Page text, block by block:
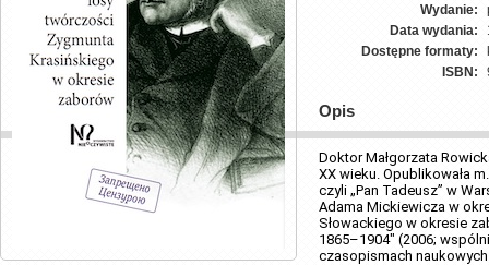
Wydanie:
Data wydania:
Dostępne formaty:
ISBN:
Opis
Doktor Małgorzata
XX wieku. Opublikowała
czyli „Pan Tadeusz” w
Adama Mickiewicza w
Słowackiego w okresie
1865–1904" (2006;
czasopismach